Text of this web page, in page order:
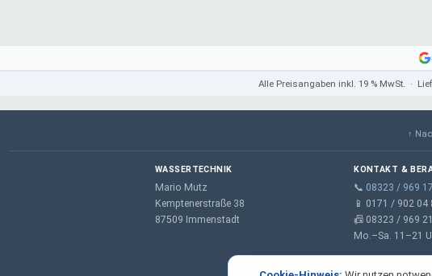
einfache Reinigung mit normalem Salz. Kein
Genau so stellt man sich eine alltagstaugliche
große Erleichterung im Haushalt und langfristig
sicher auch besser für die Geräte.
Klare Kaufempfehlung für alle, die Kalkprobleme
Alle Preisangaben inkl. 19 % MwSt. ·
↑
WASSERTECHNIK
Mario Mutz
Kemptenerstraße 38
87509 Immenstadt
KONTAKT &
📞 08323 / 969
📱 0171 / 902 04
📠 08323 / 969
Mo.–Sa. 11–21